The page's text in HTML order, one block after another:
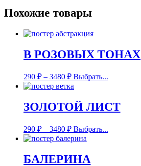
Похожие товары
В РОЗОВЫХ ТОНАХ
290 ₽ – 3480 ₽ Выбрать...
ЗОЛОТОЙ ЛИСТ
290 ₽ – 3480 ₽ Выбрать...
БАЛЕРИНА